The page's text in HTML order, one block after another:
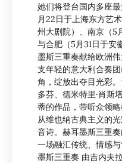
她们将登台国内多座
月22日于上海东方艺
州大剧院）、南京（5
与合肥（5月31日于安
墨斯三重奏献给欧洲
支年轻的意大利合奏
角，绽放出夺目光彩。
多芬、德米特里·肖斯
蒂的作品，带听众领
从维也纳古典主义的
音诗。赫耳墨斯三重
一场融汇传统、情感
墨斯三重奏 由吉内夫